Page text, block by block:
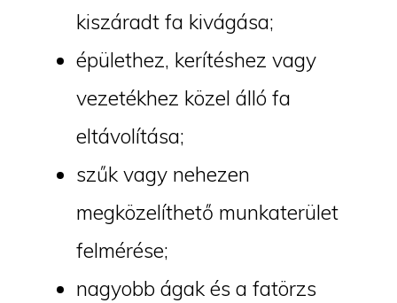
kiszáradt fa kivágása;
épülethez, kerítéshez vagy
vezetékhez közel álló fa
eltávolítása;
szűk vagy nehezen
megközelíthető munkaterület
felmérése;
nagyobb ágak és a fatörzs